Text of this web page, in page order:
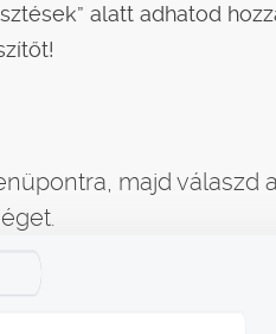
alatt adhatod
majd válaszd